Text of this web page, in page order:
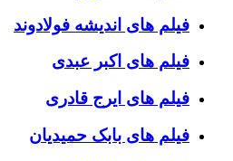
فیلم های اندیشه فولادوند
فیلم های اکبر عبدی
فیلم های ایرج قادری
فیلم های بابک حمیدیان